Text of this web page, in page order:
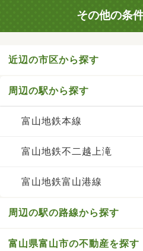
その他の条
近辺の市区から探す
周辺の駅から探す
富山地鉄本線
富山地鉄不二越上滝
富山地鉄富山港線
周辺の駅の路線から探す
富山県富山市の不動産を探す